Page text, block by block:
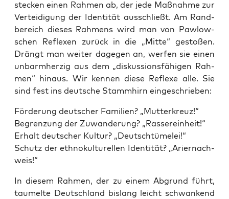
ste­cken einen Rah­men ab, der jede Maß­nah­me zur
Ver­tei­di­gung der Iden­ti­tät aus­schließt. Am Rand­
be­reich die­ses Rah­mens wird man von Paw­low­
schen Refle­xen zurück in die „Mit­te“ gesto­ßen.
Drängt man wei­ter dage­gen an, wer­fen sie einen
unbarm­her­zig aus dem „dis­kus­si­ons­fä­hi­gen Rah­
men“ hin­aus. Wir ken­nen die­se Refle­xe alle. Sie
sind fest ins deut­sche Stamm­hirn eingeschrieben:
För­de­rung deut­scher Fami­li­en? „Mut­ter­kreuz!“
Begren­zung der Zuwan­de­rung? „Ras­ser­ein­heit!“
Erhalt deut­scher Kul­tur? „Deutsch­tü­me­lei!“
Schutz der eth­no­kul­tu­rel­len Iden­ti­tät? „Arier­nach­
weis!“
In die­sem Rah­men, der zu einem Abgrund führt,
tau­mel­te Deutsch­land bis­lang leicht schwan­kend